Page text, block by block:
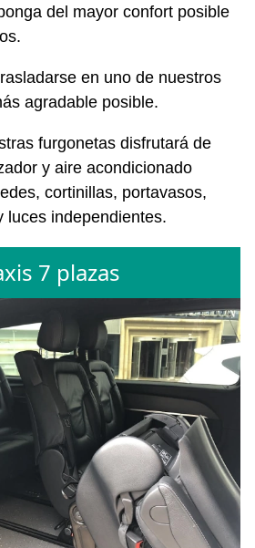
del mayor confort posible
en uno de nuestros
agradable posible.
furgonetas disfrutará de
y aire acondicionado
cortinillas, portavasos,
luces independientes.
7 plazas